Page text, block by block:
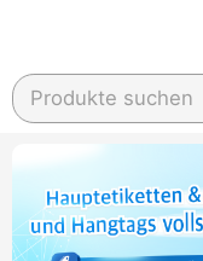
Produkte suchen